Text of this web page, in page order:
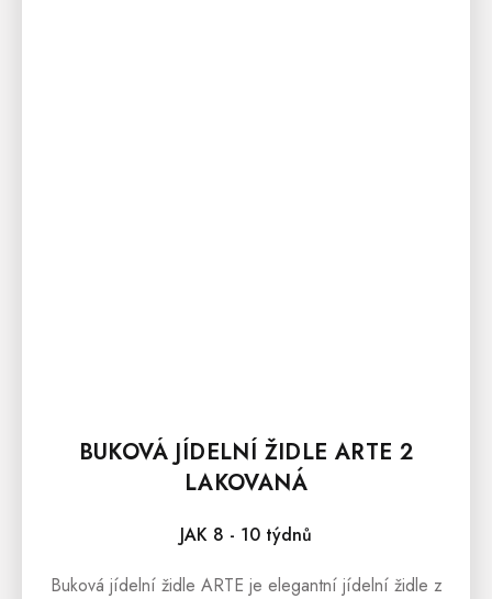
BUKOVÁ JÍDELNÍ ŽIDLE ARTE 2
LAKOVANÁ
JAK 8 - 10 týdnů
Buková jídelní židle ARTE je elegantní jídelní židle z